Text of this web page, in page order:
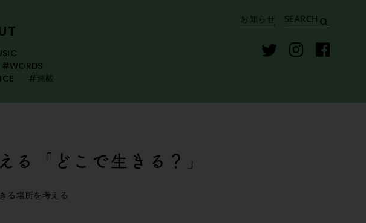
#WORDS
#連載
お知らせ SEARCH
る「どこで生きる？」
る場所を考える